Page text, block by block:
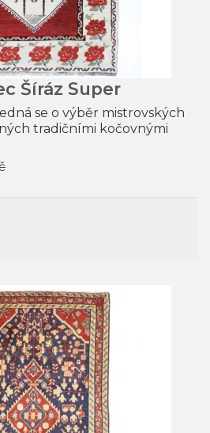
Šíráz Super
se o výběr mistrovských
tradičními kočovnými